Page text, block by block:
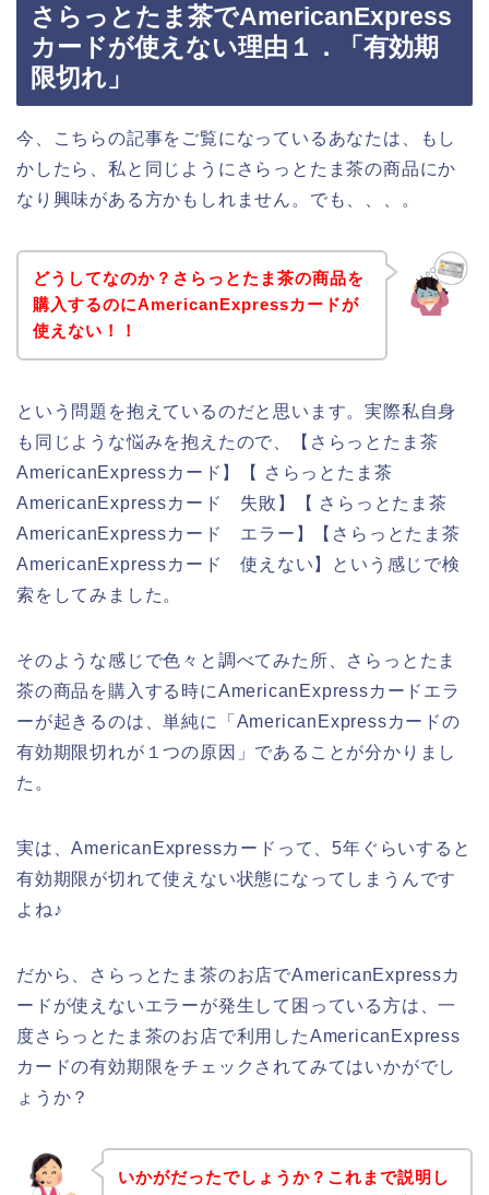
さらっとたま茶でAmericanExpress
カードが使えない理由１．「有効期
限切れ」
今、こちらの記事をご覧になっているあなたは、もし
かしたら、私と同じようにさらっとたま茶の商品にか
なり興味がある方かもしれません。でも、、、。
どうしてなのか？さらっとたま茶の商品を
購入するのにAmericanExpressカードが
使えない！！
という問題を抱えているのだと思います。実際私自身
も同じような悩みを抱えたので、【さらっとたま茶
AmericanExpressカード】【 さらっとたま茶
AmericanExpressカード 失敗】【 さらっとたま茶
AmericanExpressカード エラー】【さらっとたま茶
AmericanExpressカード 使えない】という感じで検
索をしてみました。
そのような感じで色々と調べてみた所、さらっとたま
茶の商品を購入する時にAmericanExpressカードエラ
ーが起きるのは、単純に「AmericanExpressカードの
有効期限切れが１つの原因」であることが分かりまし
た。
実は、AmericanExpressカードって、5年ぐらいすると
有効期限が切れて使えない状態になってしまうんです
よね♪
だから、さらっとたま茶のお店でAmericanExpressカ
ードが使えないエラーが発生して困っている方は、一
度さらっとたま茶のお店で利用したAmericanExpress
カードの有効期限をチェックされてみてはいかがでし
ょうか？
いかがだったでしょうか？これまで説明し